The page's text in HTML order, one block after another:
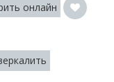
онлайн